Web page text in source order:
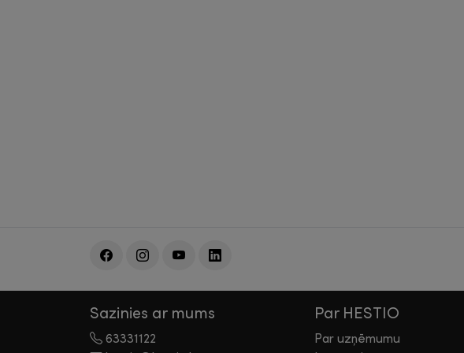
Sazinies ar mums
63331122
Par HESTIO
Par uzņēmumu